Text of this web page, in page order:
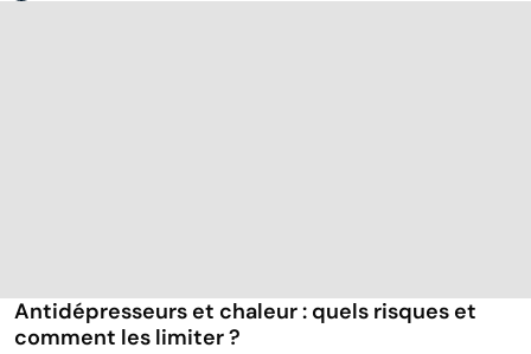
Antidépresseurs et chaleur : quels risques et
comment les limiter ?